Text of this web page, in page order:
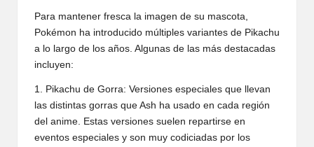
Para mantener fresca la imagen de su mascota,
Pokémon ha introducido múltiples variantes de Pikachu
a lo largo de los años. Algunas de las más destacadas
incluyen:
1. Pikachu de Gorra: Versiones especiales que llevan
las distintas gorras que Ash ha usado en cada región
del anime. Estas versiones suelen repartirse en
eventos especiales y son muy codiciadas por los